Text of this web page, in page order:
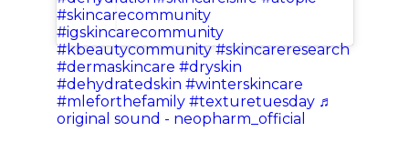
#skincarecommunity
#igskincarecommunity
#kbeautycommunity #skincareresearch
#dermaskincare #dryskin
#dehydratedskin #winterskincare
#mleforthefamily #texturetuesday ♬
original sound - neopharm_official